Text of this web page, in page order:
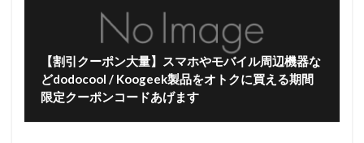
【割引クーポン大量】スマホやモバイル周辺機器な
どdodocool / Koogeek製品をオトクに買える期間
限定クーポンコードあげます